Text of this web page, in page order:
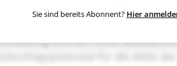
Sie sind bereits Abonnent? Hier